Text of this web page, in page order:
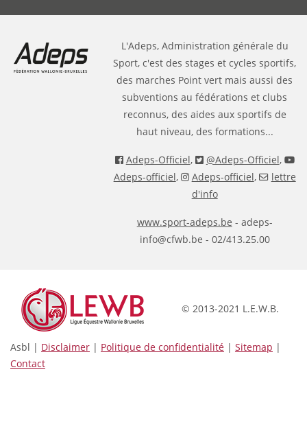
L'Adeps, Administration générale du
Sport, c'est des stages et cycles sportifs,
des marches Point vert mais aussi des
subventions au fédérations et clubs
reconnus, des aides aux sportifs de
haut niveau, des formations...
Adeps-Officiel, @Adeps-Officiel,
Adeps-officiel, Adeps-officiel,
lettre
d'info
www.sport-adeps.be - adeps-
info@cfwb.be - 02/413.25.00
© 2013-2021 L.E.W.B.
Asbl | Disclaimer | Politique de confidentialité | Sitemap |
Contact